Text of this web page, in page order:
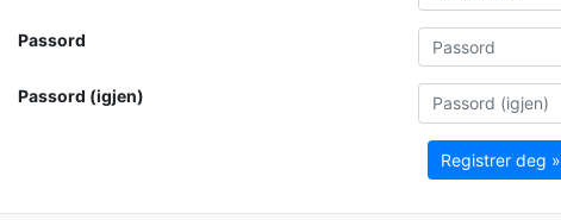
Passord
Passord (igjen)
Registrer deg »